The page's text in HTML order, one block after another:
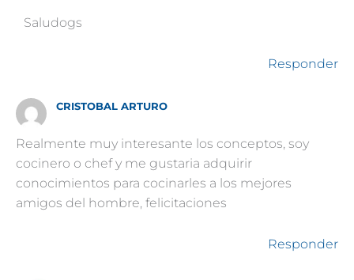
Saludogs
Responder
CRISTOBAL ARTURO
Realmente muy interesante los conceptos, soy
cocinero o chef y me gustaria adquirir
conocimientos para cocinarles a los mejores
amigos del hombre, felicitaciones
Responder